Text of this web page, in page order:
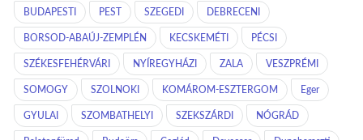
BUDAPESTI PEST SZEGEDI DEBRECENI
BORSOD-ABAÚJ-ZEMPLÉN KECSKEMÉTI PÉCSI
SZÉKESFEHÉRVÁRI NYÍREGYHÁZI ZALA VESZPRÉMI
SOMOGY SZOLNOKI KOMÁROM-ESZTERGOM Eger
GYULAI SZOMBATHELYI SZEKSZÁRDI NÓGRÁD